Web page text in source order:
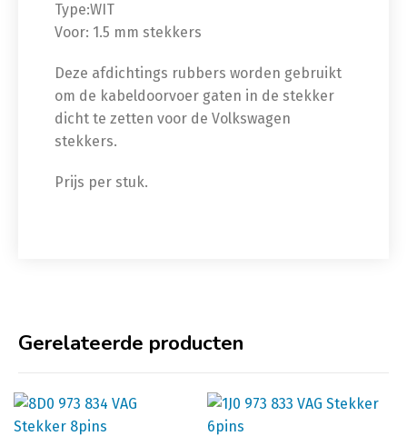
Type:WIT
Voor: 1.5 mm stekkers
Deze afdichtings rubbers worden gebruikt
om de kabeldoorvoer gaten in de stekker
dicht te zetten voor de Volkswagen
stekkers.
Prijs per stuk.
Gerelateerde producten